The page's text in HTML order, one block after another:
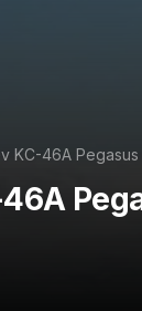
KC-46A